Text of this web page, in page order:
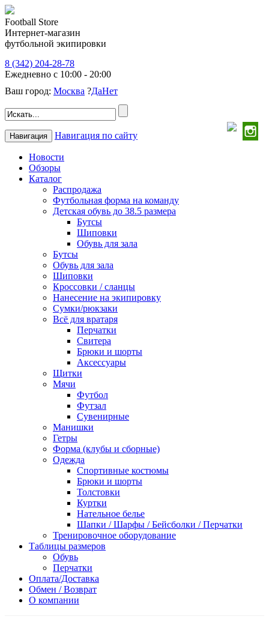
Football Store
Интернет-магазин
футбольной экипировки
8 (342) 204-28-78
Ежедневно с 10:00 - 20:00
Ваш город: Москва ?ДаНет
Навигация Навигация по сайту
Новости
Обзоры
Каталог
Распродажа
Футбольная форма на команду
Детская обувь до 38.5 размера
Бутсы
Шиповки
Обувь для зала
Бутсы
Обувь для зала
Шиповки
Кроссовки / сланцы
Нанесение на экипировку
Сумки/рюкзаки
Всё для вратаря
Перчатки
Cвитера
Брюки и шорты
Аксессуары
Щитки
Мячи
Футбол
Футзал
Сувенирные
Манишки
Гетры
Форма (клубы и сборные)
Одежда
Спортивные костюмы
Брюки и шорты
Толстовки
Куртки
Нательное белье
Шапки / Шарфы / Бейсболки / Перчатки
Тренировочное оборудование
Таблицы размеров
Обувь
Перчатки
Оплата/Доставка
Обмен / Возврат
О компании